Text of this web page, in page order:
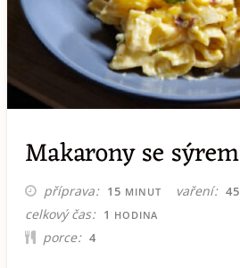
Makarony se sýrem
příprava 15 MINUT
MINUT vaření 45
celkový čas 1 HODINA
HODINA
porce 4